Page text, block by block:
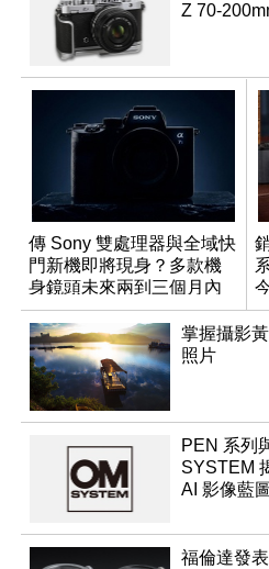
Z 70-
傳 Sony 雙處理器與全域快
門新機即將現身？多款機
身鏡頭未來兩到三個月內
有望登場
掌握攝影
照片
PEN 系列
SYSTEM
AI 影像藍圖
福倫達發